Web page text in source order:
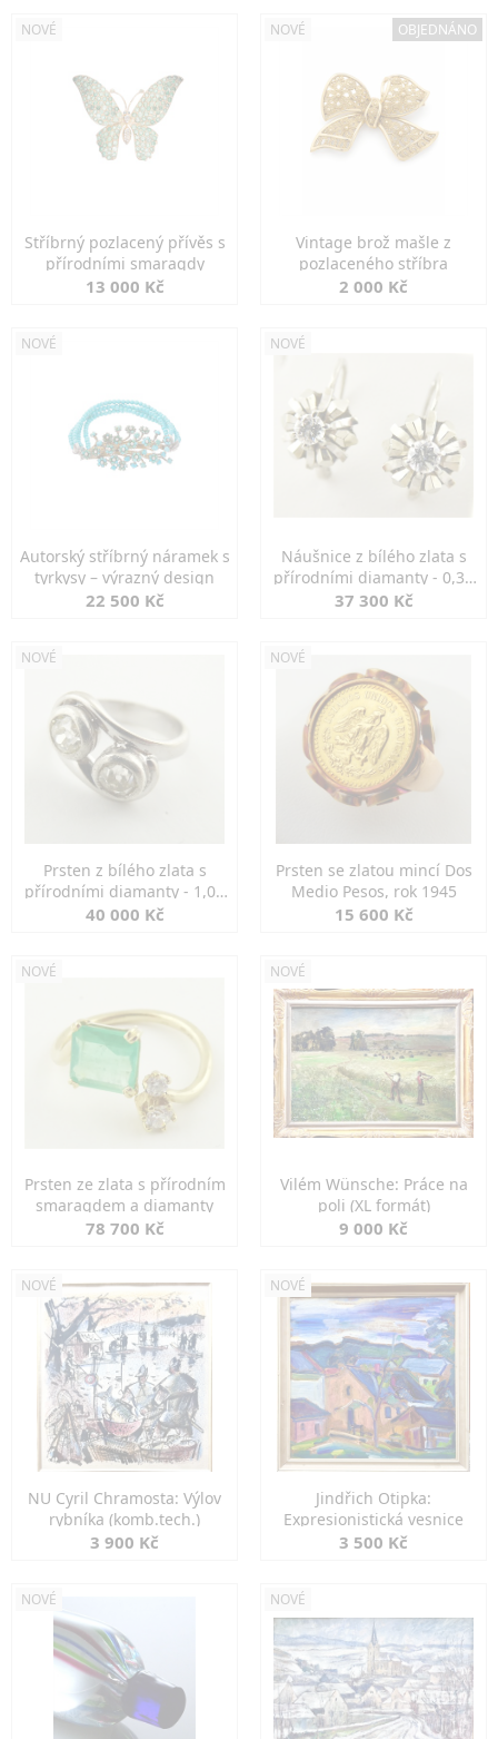
NOVÉ
Stříbrný pozlacený přívěs s
přírodními smaragdy
13 000 Kč
NOVÉ OBJEDNÁNO
Vintage brož mašle z
pozlaceného stříbra
2 000 Kč
NOVÉ
Autorský stříbrný náramek s
tyrkysy – výrazný design
22 500 Kč
NOVÉ
Náušnice z bílého zlata s
přírodními diamanty - 0,30
ct
37 300 Kč
NOVÉ
Prsten z bílého zlata s
přírodními diamanty - 1,00
ct
40 000 Kč
NOVÉ
Prsten se zlatou mincí Dos
Medio Pesos, rok 1945
15 600 Kč
NOVÉ
Prsten ze zlata s přírodním
smaragdem a diamanty
78 700 Kč
NOVÉ
Vilém Wünsche: Práce na
poli (XL formát)
9 000 Kč
NOVÉ
NU Cyril Chramosta: Výlov
rybníka (komb.tech.)
3 900 Kč
NOVÉ
Jindřich Otipka:
Expresionistická vesnice
3 500 Kč
NOVÉ NOVÉ